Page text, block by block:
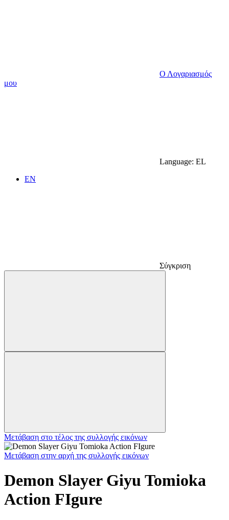
Ο Λογαριασμός
μου
Language: EL
EN
Σύγκριση
Μετάβαση στο τέλος της συλλογής εικόνων
Μετάβαση στην αρχή της συλλογής εικόνων
Demon Slayer Giyu Tomioka
Action FIgure